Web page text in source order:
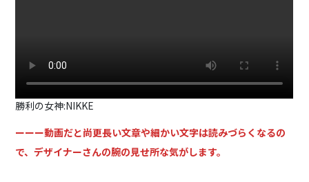
勝利の女神:NIKKE
ーーー動画だと尚更長い文章や細かい文字は読みづらくなるの
で、デザイナーさんの腕の見せ所な気がします。